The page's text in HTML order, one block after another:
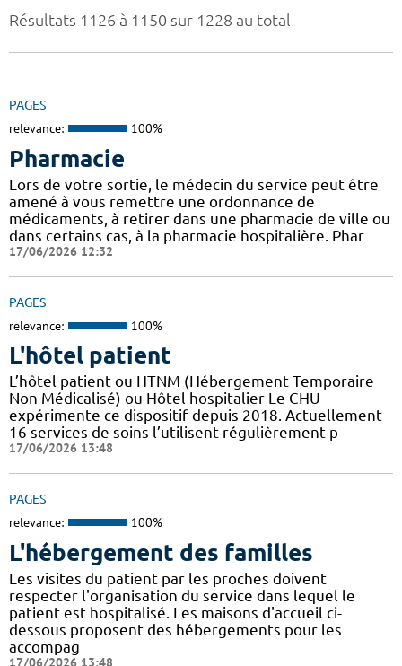
Résultats 1126 à 1150 sur 1228 au total
PAGES
relevance: 100%
Pharmacie
Lors de votre sortie, le médecin du service peut être
amené à vous remettre une ordonnance de
médicaments, à retirer dans une pharmacie de ville ou
dans certains cas, à la pharmacie hospitalière. Phar
17/06/2026 12:32
PAGES
relevance: 100%
L'hôtel patient
L’hôtel patient ​​ou HTNM (Hébergement Temporaire
Non Médicalisé)​​​​​​ ou Hôtel hospitalier Le CHU
expérimente ce dispositif depuis 2018. Actuellement
16 services de soins l’utilisent régulièrement p
17/06/2026 13:48
PAGES
relevance: 100%
L'hébergement des familles
Les visites du patient par les proches doivent
respecter l'organisation du service dans lequel le
patient est hospitalisé. Les maisons d'accueil ci-
dessous proposent des hébergements pour les
accompag
17/06/2026 13:48